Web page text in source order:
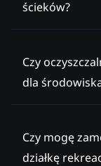
ścieków?
Czy
dla
Czy mogę
działkę